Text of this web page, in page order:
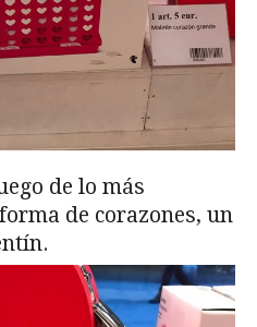
de lo más
de corazones, un